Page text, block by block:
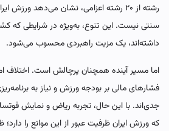
رشته از ۲۰ رشته اعزامی، نشان می‌دهد
سنتی نیست. این تنوع، به‌ویژه در شرایطی که
داشته‌اند، یک مزیت راهبردی محسوب می‌شود.
اما مسیر آینده همچنان پرچالش است. اختلاف
فشارهای مالی بر بودجه ورزش و نیاز به
جدی‌اند. با این حال، تجربه ریاض و نمایش
که ورزش ایران ظرفیت عبور از این موانع را دارد؛